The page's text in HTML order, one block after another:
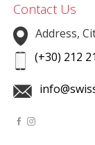
Contact Us
Address,
(+30) 212